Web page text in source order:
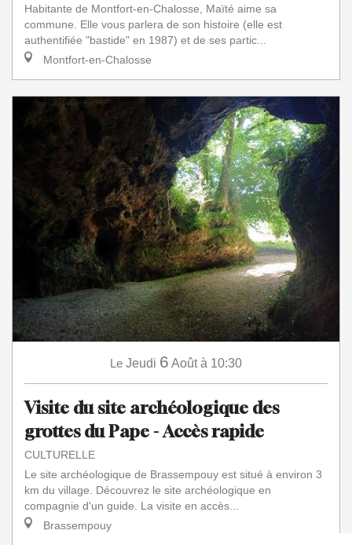
Habitante de Montfort-en-Chalosse, Maïté aime sa
commune. Elle vous parlera de son histoire (elle est
authentifiée "bastide" en 1987) et de ses partic...
Montfort-en-Chalosse
Le Jeudi 6 Août à 10:30
Visite du site archéologique des
grottes du Pape - Accès rapide
CULTURELLE
Le site archéologique de Brassempouy est situé à environ 3
km du village. Découvrez le site archéologique en
compagnie d'un guide. La visite en accès...
Brassempouy